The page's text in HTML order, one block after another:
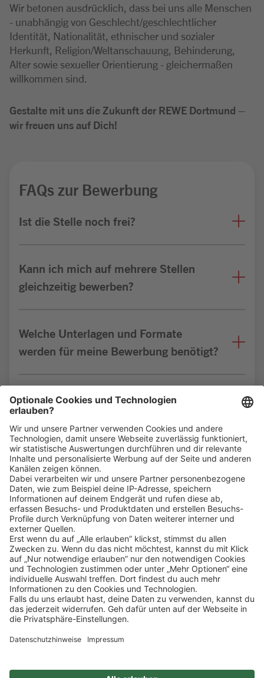
Wir betonen ausdrücklich, dass bei uns alle Menschen
- unabhängig von Geschlecht/geschlechtlicher
Identität, Nationalität, ethnischer und sozialer
Herkunft, Religion/Weltanschauung, Behinderung,
Alter sowie sexueller Orientierung - gleichermaßen
willkommen sind.
Gestalte mit uns die Zukunft der REWE Dortmund –
wir freuen uns auf Dich!
FAQs zur Bewerbung
Ist die Stelle noch frei?
Kann ich mich auf mehrere Stellen
gleichzeitig bewerben?
Welche Unterlagen und Formate
werden für meine Bewerbung benötigt?
Bin ich für die Stelle geeignet?
Klickehier, um alle offenen Jobs zu sehen.
Impressum Datenschutz
Privatsphäre-Einstellungen
FAQ
Veranstaltungen
Sitemap